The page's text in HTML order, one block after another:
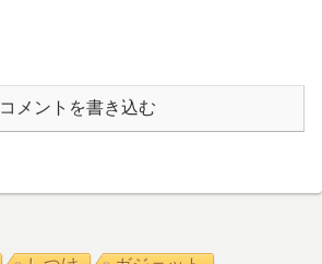
コメントを書き込む